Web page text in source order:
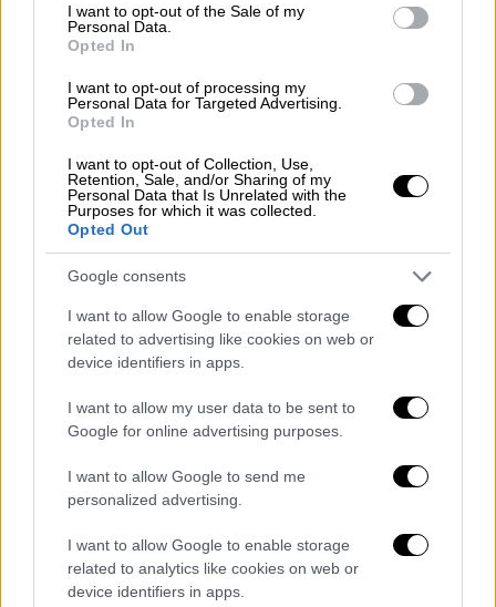
consent section.
I want to opt-out of the Sale of my
Personal Data.
Opted In
I want to opt-out of processing my
Personal Data for Targeted Advertising.
Opted In
I want to opt-out of Collection, Use,
Retention, Sale, and/or Sharing of my
Personal Data that Is Unrelated with the
Purposes for which it was collected.
Opted Out
Google consents
I want to allow Google to enable storage
related to advertising like cookies on web or
device identifiers in apps.
I want to allow my user data to be sent to
Google for online advertising purposes.
I want to allow Google to send me
personalized advertising.
I want to allow Google to enable storage
related to analytics like cookies on web or
device identifiers in apps.